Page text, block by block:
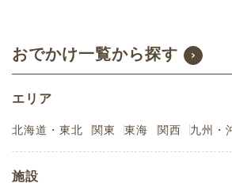
おでかけ一覧から探す
エリア
北海道・東北 関東 東海 関西 九州・
施設